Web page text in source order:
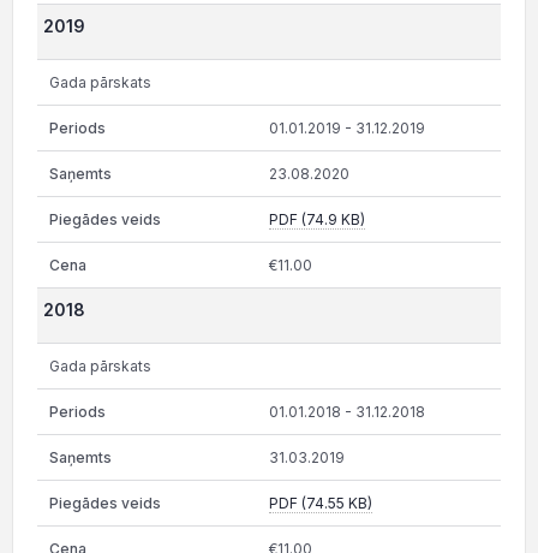
2019
Gada pārskats
01.01.2019 - 31.12.2019
23.08.2020
PDF (74.9 KB)
€11.00
2018
Gada pārskats
01.01.2018 - 31.12.2018
31.03.2019
PDF (74.55 KB)
€11.00